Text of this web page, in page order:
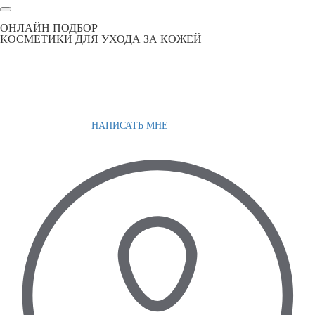
ОНЛАЙН ПОДБОР
КОСМЕТИКИ ДЛЯ УХОДА ЗА КОЖЕЙ
НАПИСАТЬ МНЕ